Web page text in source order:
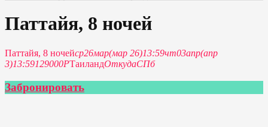
Паттайя, 8 ночей
Паттайя, 8 ночейср26мар(мар 26)13:59чт03апр(апр
3)13:59129000PТаиландОткудаСПб
Забронировать